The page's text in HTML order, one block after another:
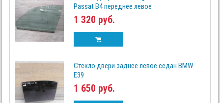
Passat B4 переднее левое
1 320 руб.
Стекло двери заднее левое седан BMW
E39
1 650 руб.